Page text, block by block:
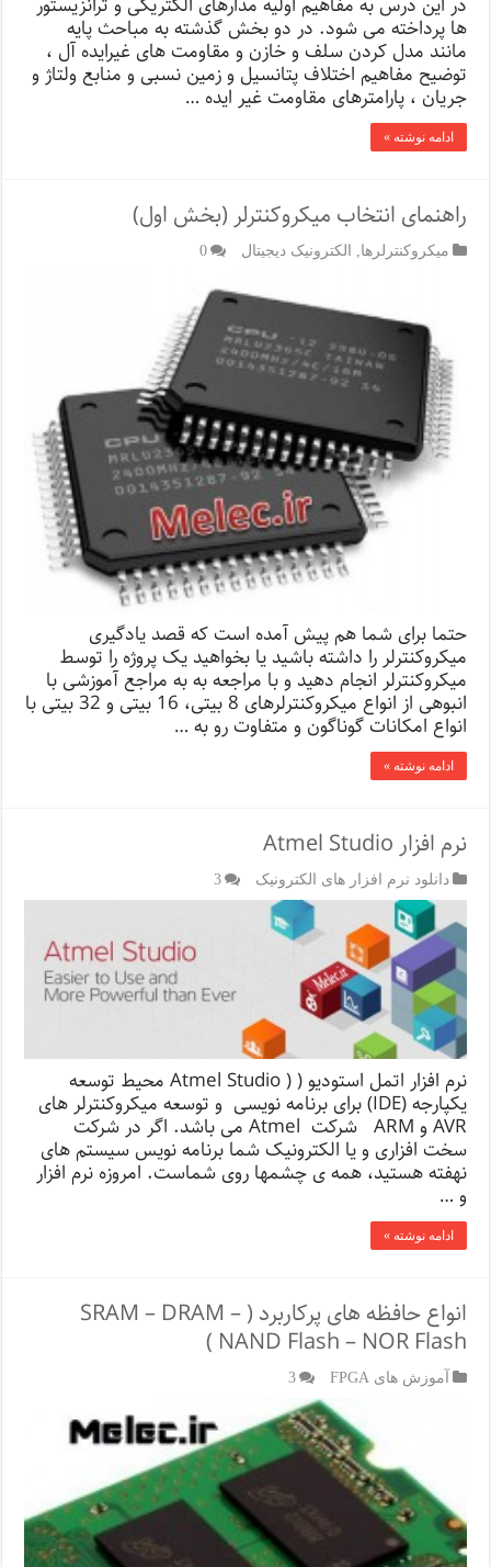
ها پرداخته می شود. در دو بخش گذشته به مباحث پایه
مانند مدل کردن سلف و خازن و مقاومت های غیرایده آل ،
توضیح مفاهیم اختلاف پتانسیل و زمین نسبی و منابع ولتاژ و
جریان ، پارامترهای مقاومت غیر ایده …
ادامه نوشته »
راهنمای انتخاب میکروکنترلر (بخش اول)
میکروکنترلرها الکترونیک دیجیتال 0
حتما برای شما هم پیش آمده است که قصد یادگیری
میکروکنترلر را داشته باشید یا بخواهید یک پروژه را توسط
میکروکنترلر انجام دهید و با مراجعه به به مراجع آموزشی با
انبوهی از انواع میکروکنترلرهای 8 بیتی، 16 بیتی و 32 بیتی با
انواع امکانات گوناگون و متفاوت رو به …
ادامه نوشته »
نرم افزار Atmel Studio
دانلود نرم افزار های الکترونیک 3
نرم افزار اتمل استودیو ( ( Atmel Studio محیط توسعه
یکپارجه (IDE) برای برنامه نویسی و توسعه میکروکنترلر های
AVR و ARM شرکت Atmel می باشد. اگر در شرکت
سخت افزاری و یا الکترونیک شما برنامه نویس سیستم های
نهفته هستید، همه ی چشم­ها روی شماست. امروزه نرم افزار
و …
ادامه نوشته »
انواع حافظه های پرکاربرد ( SRAM – DRAM –
NAND Flash – NOR Flash )
آموزش های FPGA 3